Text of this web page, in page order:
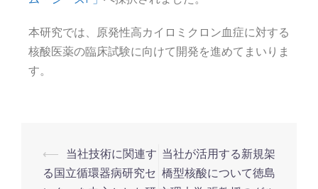
本研究では、原発性高カイロミクロン血症に対する
核酸医薬の臨床試験に向けて開発を進めてまいりま
す。
⟵
当社技術に関連す
る国立循環器病研究セ
当社が活用する新規架
橋型核酸について徳島